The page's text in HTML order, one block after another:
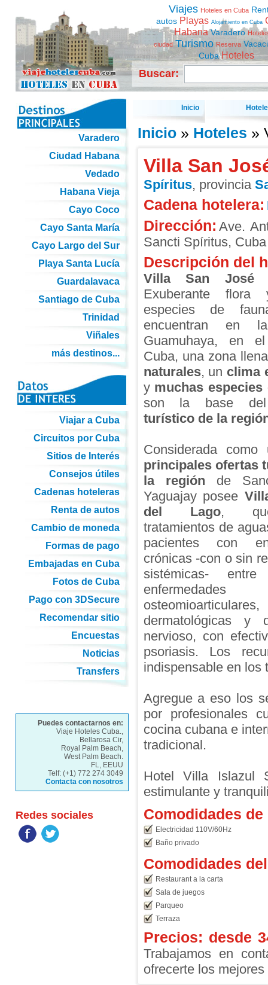
Viajes Hoteles en Cuba
autos Playas Alojamiento en Cuba
Habana Varadero
ciudad Turismo Reserva
Cuba Hoteles
Buscar:
Inicio
Inicio» Hoteles »
Villa San
Spíritus, provincia
Cadena hotelera:
Dirección: Ave.
Sancti Spíritus, Cuba
Descripción del
Villa San José
Exuberante flora
especies de
encuentran en
Guamuhaya, en
Cuba, una zona
naturales, un clima
y muchas especies
son la base
turístico de la
Considerada
principales ofertas
la región de
Yaguajay posee
del Lago,
tratamientos de
pacientes con
crónicas -con o sin
sistémicas-
enfermedades
osteomioarticulares,
dermatológicas y
nervioso, con
psoriasis. Los
indispensable en los
Agregue a eso los
por profesionales
cocina cubana e
tradicional.
Hotel Villa Islazul
estimulante y
Comodidades
Electricidad 110V/60Hz
Baño privado
Comodidades
Restaurant a la carta
Sala de juegos
Parqueo
Terraza
Precios: desde
Trabajamos en
ofrecerte los
Varadero
Ciudad Habana
Vedado
Habana Vieja
Cayo Coco
Cayo Santa María
Cayo Largo del Sur
Playa Santa Lucía
Guardalavaca
Santiago de Cuba
Trinidad
Viñales
más destinos...
Viajar a Cuba
Circuitos por Cuba
Sitios de Interés
Consejos útiles
Cadenas hoteleras
Renta de autos
Cambio de moneda
Formas de pago
Embajadas en Cuba
Fotos de Cuba
Pago con 3DSecure
Recomendar sitio
Encuestas
Noticias
Transfers
Puedes contactarnos en:
Viaje Hoteles Cuba.,
Bellarosa Cir,
Royal Palm Beach,
West Palm Beach.
FL, EEUU
Telf: (+1) 772 274 3049
Contacta con nosotros
Redes sociales